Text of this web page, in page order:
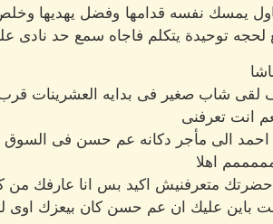
يمسك نفسه قدامها وفضل يهديها
لحجه توحيدة يتكلم فاجاه سمع حد نادى
لقى شاب صغير فى بدايه العشرينات
انت تعرفنى
احمد الى مأجر دكانه عم حسن فى السوق
اهلا
حضرتك متعرفنيش اكيد بس انا عارفك من
باين عليك ان عم حسن كان بيعزك اوى